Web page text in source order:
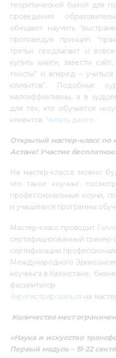
теоритической базой для
проведения
обещают научить
проповедуя принцип
третьи предлагают и
купить книги, завести
тексты” и вперед –
клиентов”. Подобные
малоэффективны, а в
для тех, кто обучается
клиентов. Читать далее…
Открытый мастер-класс по
Астане! Участие бесплатное!
На мастер-классе можно
что такое коучинг,
профессиональные коучи,
и учащимися программы
Мастер-класс проводит
сертифицированный тренер
сертификации
Международного
коучинга в Казахстане,
фасилитатор.
Зарегистрироваться на
Количество мест
«Наука и искусство
Первый модуль – 19-22